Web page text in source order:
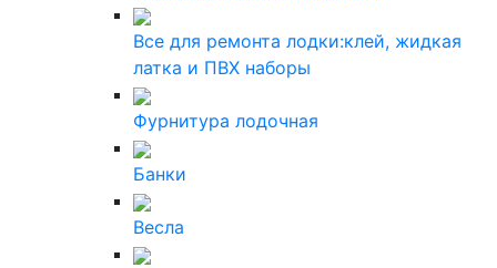
Все для ремонта лодки:клей, жидкая
латка и ПВХ наборы
Фурнитура лодочная
Банки
Весла